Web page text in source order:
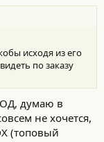
исходя из его
по заказу
ОД, думаю в
не хочется,
(топовый